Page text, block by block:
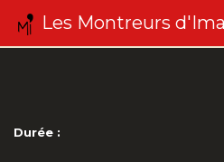
Les Montreurs
Durée :